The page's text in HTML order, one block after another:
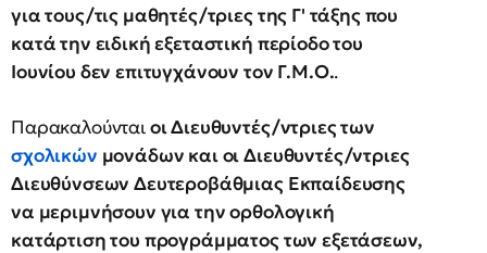
για τους/τις μαθητές/τριες της Γ' τάξης που
κατά την ειδική εξεταστική περίοδο του
Ιουνίου δεν επιτυγχάνουν τον Γ.Μ.Ο..
Παρακαλούνταιοι Διευθυντές/ντριες των
σχολικών μονάδων και οι Διευθυντές/ντριες
Διευθύνσεων Δευτεροβάθμιας Εκπαίδευσης
να μεριμνήσουν για την ορθολογική
κατάρτιση του προγράμματος των εξετάσεων,